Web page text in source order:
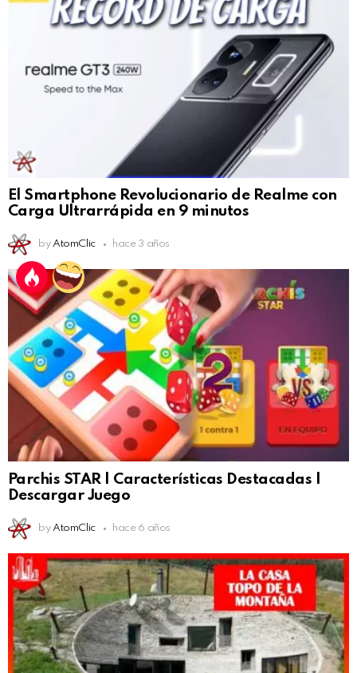
El Smartphone Revolucionario de Realme con
Carga Ultrarrápida en 9 minutos
by AtomClic hace 3 años
Parchis STAR | Características Destacadas |
Descargar Juego
by AtomClic hace 6 años